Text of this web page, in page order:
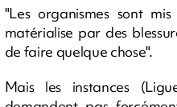
"Les organismes sont
matérialise par des
de faire quelque chose".
Mais les instances